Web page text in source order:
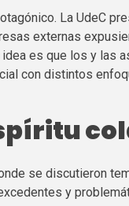
La UdeC
externas
es que los y las
con distintos
se discutieron
y